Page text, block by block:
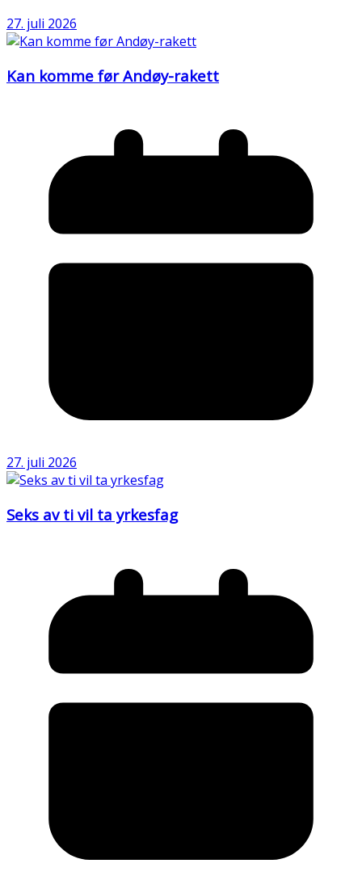
27. juli 2026
Kan komme før Andøy-rakett
27. juli 2026
Seks av ti vil ta yrkesfag